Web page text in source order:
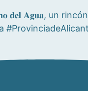
𝐝𝐞𝐥 𝐀𝐠𝐮𝐚, un